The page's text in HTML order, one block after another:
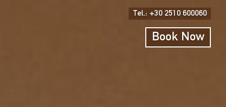
Tel.: +30 2510 600060
Book Now